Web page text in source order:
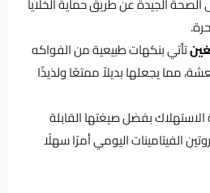
تأتي بنكهات طبيعية من الفواكه
مما يجعلها بديلاً ممتعًا ولذيذًا
بفضل صيغتها القابلة
الفيتامينات اليومي أمرًا سهلًا